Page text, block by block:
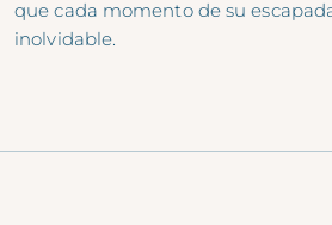
que cada momento de su
inolvidable.